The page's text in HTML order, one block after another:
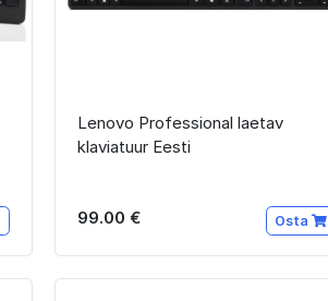
Lenovo Professional laetav
klaviatuur Eesti
99.00 € Osta